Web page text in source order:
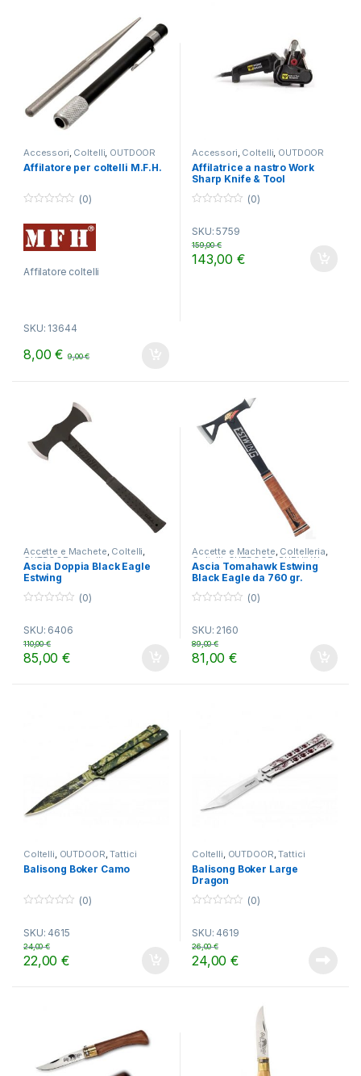
Accessori Coltelli OUTDOOR
Affilatore per coltelli M.F.H.
o
u
o
5
(0)
Affilatore coltelli
SKU: 13644
8,00€ 9,00€
Accessori Coltelli OUTDOOR
Affilatrice a nastro Work
Sharp Knife & Tool
u
t
o
f
(0)
SKU: 5759
143,00€
159,00€
Accette e Machete, Coltelli,
OUTDOOR
Ascia Doppia Black Eagle
Estwing
u
t
f
(0)
SKU: 6406
85,00€
110,00€
Accette e Machete, Coltelleria,
Coltelli,OUTDOOR, SURVIVAL
Ascia Tomahawk Estwing
Black Eagle da 760 gr.
u
t
f
(0)
SKU: 2160
81,00€
89,00€
Coltelli, OUTDOOR,Tattici
Balisong Boker Camo
u
t
o
f
(0)
SKU: 4615
22,00€
24,00€
Coltelli, OUTDOOR,Tattici
Balisong Boker Large
Dragon
u
t
o
f
(0)
SKU: 4619
24,00€
26,00€